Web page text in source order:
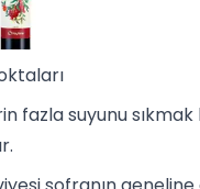
fazla suyunu sıkmak